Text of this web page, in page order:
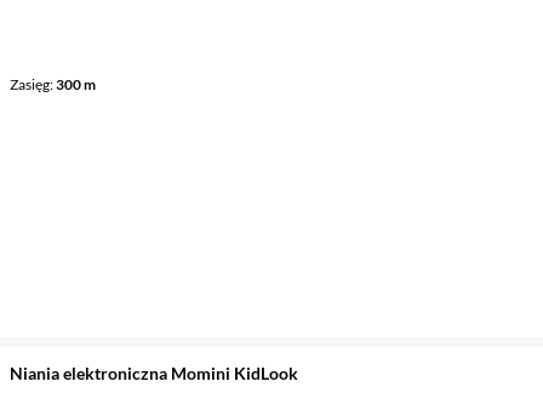
Zasięg 300 m
Niania elektroniczna Momini KidLook